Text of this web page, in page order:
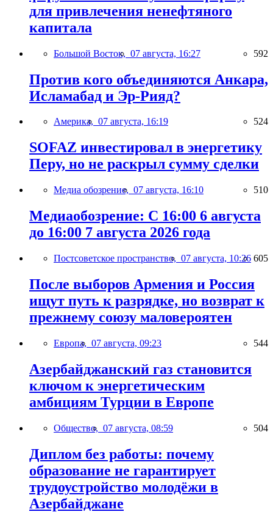
для привлечения ненефтяного
капитала
Большой Восток, 07 августа, 16:27 592
Против кого объединяются Анкара,
Исламабад и Эр-Рияд?
Америка, 07 августа, 16:19 524
SOFAZ инвестировал в энергетику
Перу, но не раскрыл сумму сделки
Медиа обозрение, 07 августа, 16:10 510
Медиаобозрение: С 16:00 6 августа
до 16:00 7 августа 2026 года
Постсоветское пространство, 07 августа, 10:26 605
После выборов Армения и Россия
ищут путь к разрядке, но возврат к
прежнему союзу маловероятен
Европа, 07 августа, 09:23 544
Азербайджанский газ становится
ключом к энергетическим
амбициям Турции в Европе
Общество, 07 августа, 08:59 504
Диплом без работы: почему
образование не гарантирует
трудоустройство молодёжи в
Азербайджане